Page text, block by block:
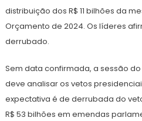
distribuição dos R$ 11 bilhões da
Orçamento de 2024. Os líderes
derrubado.
Sem data confirmada, a sessão
deve analisar os vetos
expectativa é de derrubada do
R$ 53 bilhões em emendas